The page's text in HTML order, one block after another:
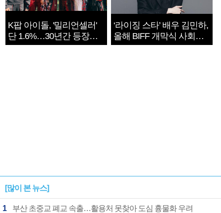
K팝 아이돌, '밀리언셀러'
단 1.6%…30년간 등장
1182개팀 전수조사
‘라이징 스타’ 배우 김민하,
올해 BIFF 개막식 사회자
확정
[많이 본 뉴스]
1 부산 초중교 폐교 속출…활용처 못찾아 도심 흉물화 우려